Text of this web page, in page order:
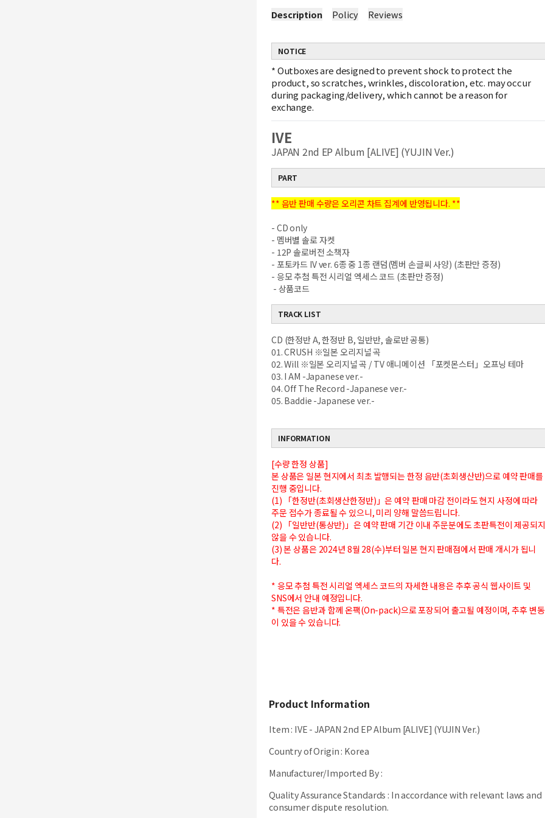
Description Policy Reviews
NOTICE
*Outboxes are designed to prevent shock to protect the
product, so scratches, wrinkles, discoloration, etc. may occur
during packaging/delivery, which cannot be a reason for
exchange.
IVE
JAPAN 2nd EP Album [ALIVE] (YUJIN Ver.)
PART
** 음반 판매 수량은 오리콘 차트 집계에 반영됩니다. **
- CD only
- 멤버별 솔로 자켓
- 12P 솔로버전 소책자
- 포토카드 IV ver. 6종 중 1종 랜덤(멤버 손글씨 사양) (초판만 증정)
- 응모 추첨 특전 시리얼 엑세스 코드 (초판만 증정)
- 상품코드
TRACK LIST
CD (한정반 A, 한정반 B, 일반반, 솔로반 공통)
01. CRUSH ※일본 오리지널 곡
02. Will ※일본 오리지널 곡 / TV 애니메이션 「포켓몬스터」오프닝 테마
03. I AM -Japanese ver.-
04. Off The Record -Japanese ver.-
05. Baddie -Japanese ver.-
INFORMATION
[수량 한정 상품]
본 상품은 일본 현지에서 최초 발행되는 한정 음반(초회생산반)으로 예약 판매를
진행 중입니다.
(1) 「한정반(초회생산한정반)」은 예약 판매 마감 전이라도 현지 사정에 따라
주문 접수가 종료될 수 있으니, 미리 양해 말씀드립니다.
(2) 「일반반(통상반)」은 예약 판매 기간 이내 주문분에도 초판특전이 제공되지
않을 수 있습니다.
(3) 본 상품은 2024년 8월 28(수)부터 일본 현지 판매점에서 판매 개시가 됩니
다.
* 응모 추첨 특전 시리얼 엑세스 코드의 자세한 내용은 추후 공식 웹사이트 및
SNS에서 안내 예정입니다.
* 특전은 음반과 함께 온팩(On-pack)으로 포장되어 출고될 예정이며, 추후 변동
이 있을 수 있습니다.
Product Information
Item: IVE - JAPAN 2nd EP Album [ALIVE] (YUJIN Ver.)
Country of Origin: Korea
Manufacturer/Imported By:
Quality Assurance Standards : In accordance with relevant laws and
consumer dispute resolution.